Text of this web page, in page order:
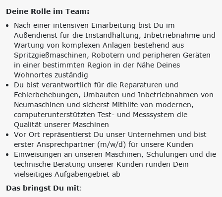
Deine Rolle im Team:
Nach einer intensiven Einarbeitung bist Du im
Außendienst für die Instandhaltung, Inbetriebnahme und
Wartung von komplexen Anlagen bestehend aus
Spritzgießmaschinen, Robotern und peripheren Geräten
in einer bestimmten Region in der Nähe Deines
Wohnortes zuständig
Du bist verantwortlich für die Reparaturen und
Fehlerbehebungen, Umbauten und Inbetriebnahmen von
Neumaschinen und sicherst Mithilfe von modernen,
computerunterstützten Test- und Messsystem die
Qualität unserer Maschinen
Vor Ort repräsentierst Du unser Unternehmen und bist
erster Ansprechpartner (m/w/d) für unsere Kunden
Einweisungen an unseren Maschinen, Schulungen und die
technische Beratung unserer Kunden runden Dein
vielseitiges Aufgabengebiet ab
Das bringst Du mit: